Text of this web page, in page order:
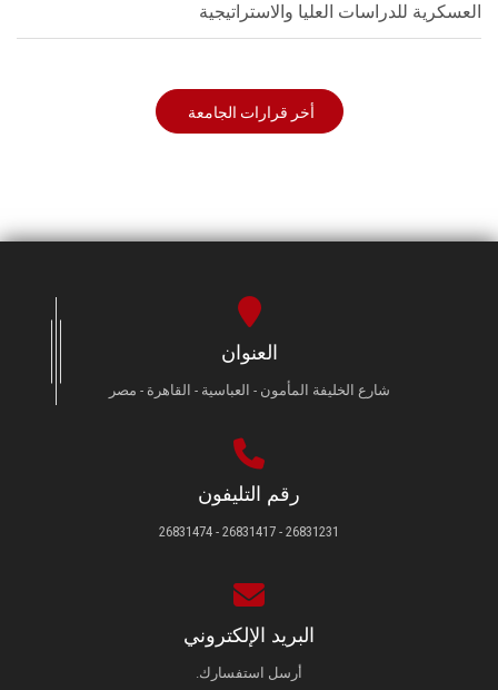
العسكرية للدراسات العليا والاستراتيجية
أخر قرارات الجامعة
العنوان
شارع الخليفة المأمون - العباسية - القاهرة - مصر
رقم التليفون
26831231 - 26831417 - 26831474
البريد الإلكتروني
أرسل استفسارك.